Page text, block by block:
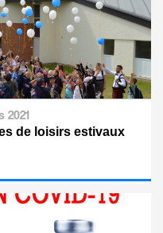
2021
de loisirs estivaux